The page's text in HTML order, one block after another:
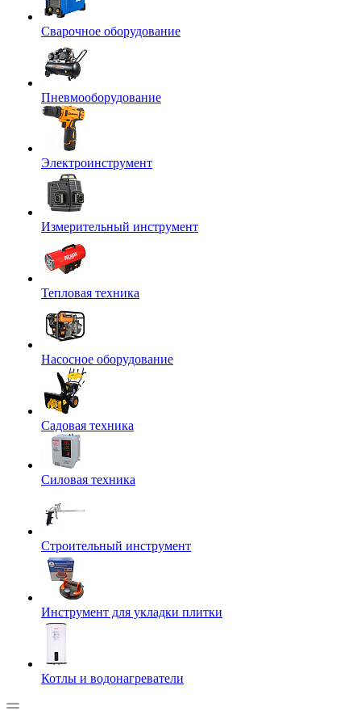
Сварочное оборудование
Пневмооборудование
Электроинструмент
Измерительный инструмент
Тепловая техника
Насосное оборудование
Садовая техника
Силовая техника
Строительный инструмент
Инструмент для укладки плитки
Котлы и водонагреватели